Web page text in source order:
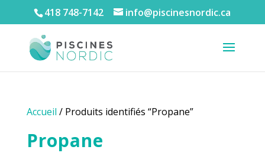
418 748-7142 info@piscinesnordic.ca
Accueil / Produits identifiés “Propane”
Propane